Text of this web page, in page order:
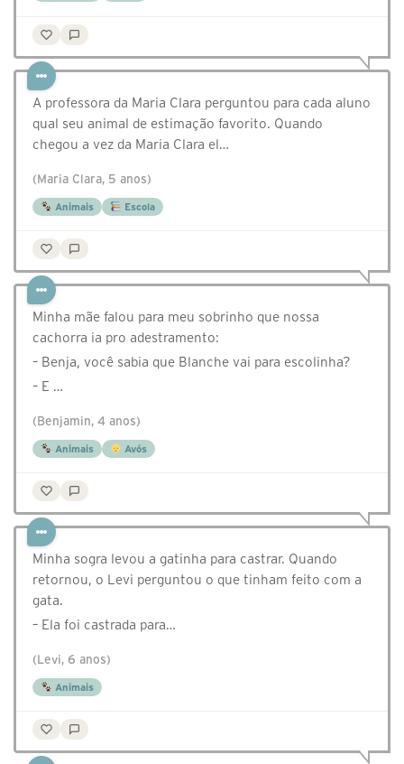
A professora da Maria Clara perguntou para cada aluno
qual seu animal de estimação favorito. Quando
chegou a vez da Maria Clara el…
(Maria Clara, 5 anos)
Animais Escola
Minha mãe falou para meu sobrinho que nossa
cachorra ia pro adestramento:
– Benja, você sabia que Blanche vai para escolinha?
– E …
(Benjamin, 4 anos)
Animais Avós
Minha sogra levou a gatinha para castrar. Quando
retornou, o Levi perguntou o que tinham feito com a
gata.
– Ela foi castrada para…
(Levi, 6 anos)
Animais